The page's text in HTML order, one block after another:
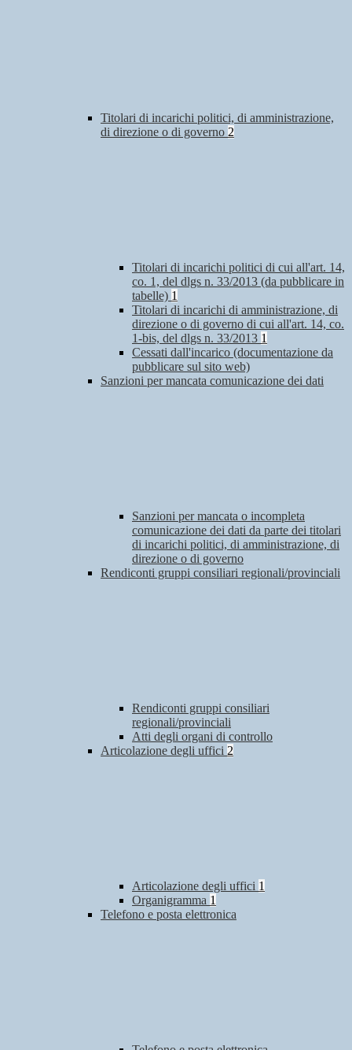
Titolari di incarichi politici, di amministrazione,
di direzione o di governo 2
Titolari di incarichi politici di cui all'art. 14,
co. 1, del dlgs n. 33/2013 (da pubblicare in
tabelle) 1
Titolari di incarichi di amministrazione, di
direzione o di governo di cui all'art. 14, co.
1-bis, del dlgs n. 33/2013 1
Cessati dall'incarico (documentazione da
pubblicare sul sito web)
Sanzioni per mancata comunicazione dei dati
Sanzioni per mancata o incompleta
comunicazione dei dati da parte dei titolari
di incarichi politici, di amministrazione, di
direzione o di governo
Rendiconti gruppi consiliari regionali/provinciali
Rendiconti gruppi consiliari
regionali/provinciali
Atti degli organi di controllo
Articolazione degli uffici 2
Articolazione degli uffici 1
Organigramma 1
Telefono e posta elettronica